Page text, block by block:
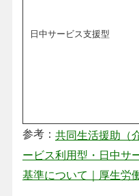
日中サービス支援型
参考： 共同生活援助（
ービス利用型・日中サ
基準について｜厚生労